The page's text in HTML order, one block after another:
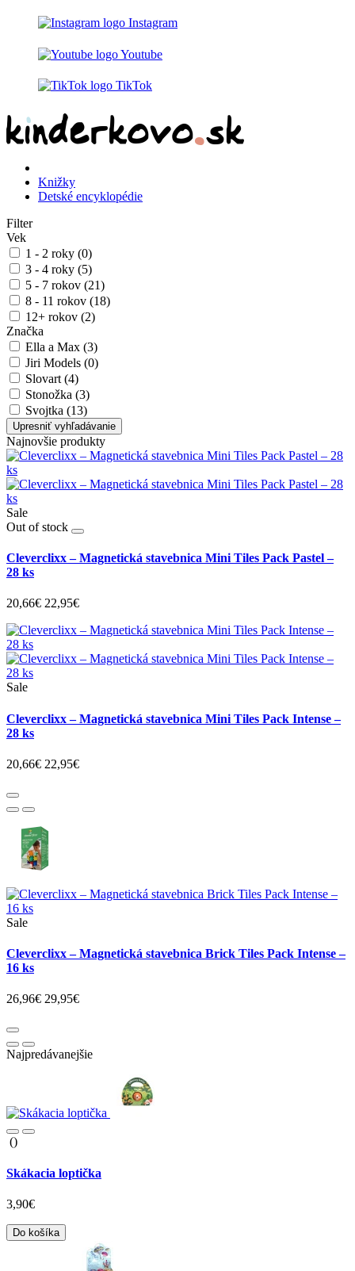
Instagram
Youtube
TikTok
Knižky
Detské encyklopédie
Filter
Vek
1 - 2 roky (0)
3 - 4 roky (5)
5 - 7 rokov (21)
8 - 11 rokov (18)
12+ rokov (2)
Značka
Ella a Max (3)
Jiri Models (0)
Slovart (4)
Stonožka (3)
Svojtka (13)
Upresniť vyhľadávanie
Najnovšie produkty
Sale
Out of stock
Cleverclixx – Magnetická stavebnica Mini Tiles Pack Pastel –
28 ks
20,66€ 22,95€
Sale
Cleverclixx – Magnetická stavebnica Mini Tiles Pack Intense –
28 ks
20,66€ 22,95€
Sale
Cleverclixx – Magnetická stavebnica Brick Tiles Pack Intense –
16 ks
26,96€ 29,95€
Najpredávanejšie
()
Skákacia loptička
3,90€
Do košíka